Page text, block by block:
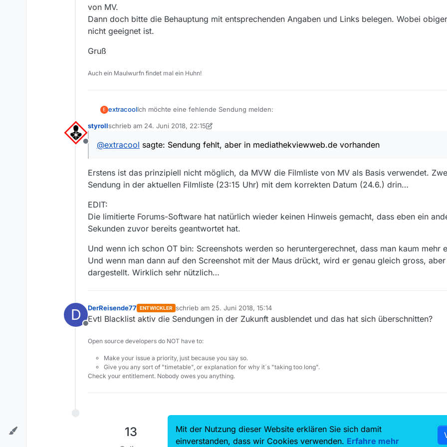
von MV.
Dann doch bitte die Behauptung mit entsprechenden Angaben und Links belegen. Wobei
nicht geeignet ist.
Gruß
Auch ein Maulwurfn findet mal ein Huhn!
E extracoolIch möchte eine fehlende Sendung melden:
**Sender: arte de
**Sendung: Kultur und Pop - Kunst 50 Jahre Montreux Jazz Festival - More than Jazz
58:45 movie
Link zur Sendung in der Mediathek:
MediathekView-Version: 13.0.6.
Offline
styrollschrieb am 24. Juni 2018, 22:15
zuletzt editiert von styroll
@extracool sagte: Sendung fehlt, aber in mediathekviewweb.de vorhanden
Erstens ist das prinzipiell nicht möglich, da MVW die Filmliste von MV als Basis verwendet.
Sendung in der aktuellen Filmliste (23:15 Uhr) mit dem korrekten Datum (24.6.) drin…
EDIT:
Die limitierte Forums-Software hat natürlich wieder keinen Hinweis gemacht, dass eben ein
Sekunden zuvor bereits geantwortet hat.
Und wenn ich schon OT bin: Screenshots werden so heruntergerechnet, dass man kaum mehr
Und wenn man dann auf den Screenshot mit der Maus drückt, wird er genau gleich gross, aber
dargestellt. Wirklich sehr nützlich…
D
Offline
DerReisende77 ENTWICKLER schrieb am 25. Juni 2018, 15:14
zuletzt editiert von
Evtl Blacklist aktiv die Sendungen in der Zukunft ausblendet und das hat sich überschnitten?
Open source developers do NOT have to:
Make your issue a priority, just because you say so.
Give you any sort of "timetable", or explanation for why it´s "taking too long".
Check your entitlement. Nobody owes you anything.
13 7.5k
Mit der Nutzung dieser Website erklären Sie sich damit
einverstanden, dass wir Cookies verwenden. Erfahre mehr